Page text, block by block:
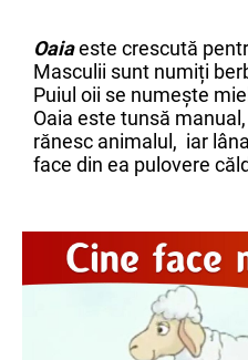
Oaiaeste crescută
Masculii sunt numiți
Puiul oii se numește
Oaia este tunsă
rănesc animalul, iar
face din ea pulovere